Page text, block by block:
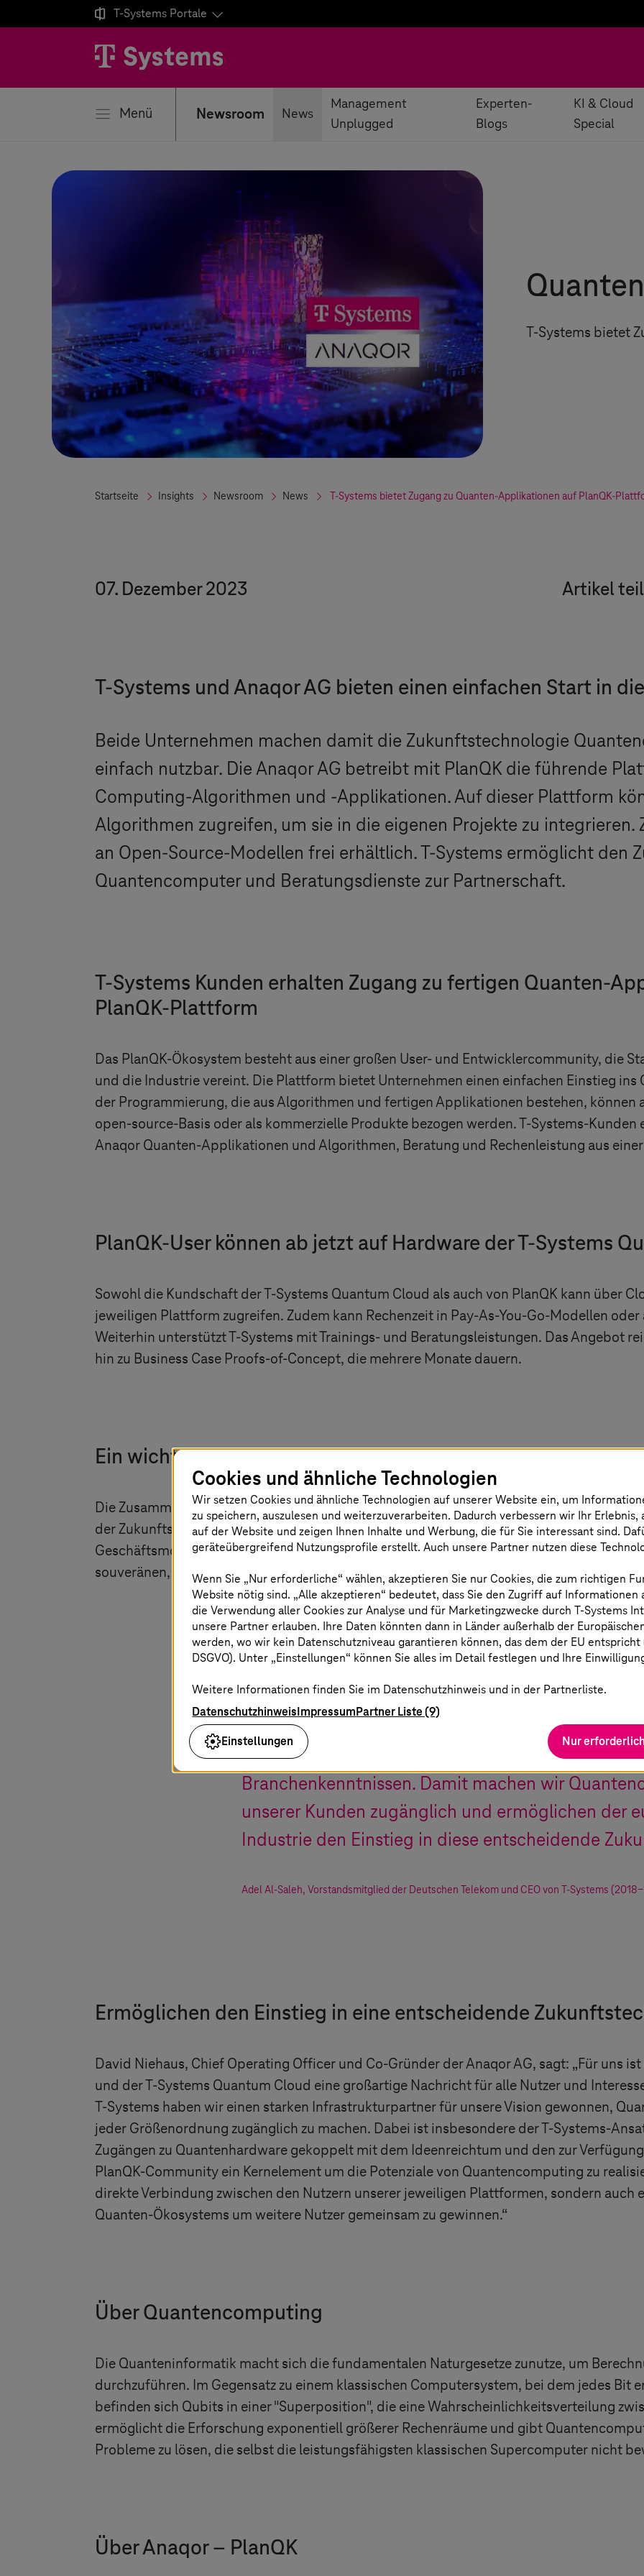
 T-Systems Portale
Menü Newsroom News
Management
Unplugged
Experten-
Blogs
KI & Cloud
Special
T-Systems bietet
Startseite Insights Newsroom News T-Systems bietet Zugang zu Quanten-Applikationen auf PlanQK-
07. Dezember 2023 Artikel
T-Systems und Anaqor AG bieten einen einfachen Start in
Beide Unternehmen machen damit die Zukunftstechnologie
einfach nutzbar. Die Anaqor AG betreibt mit PlanQK die führende
Computing-Algorithmen und -Applikationen. Auf dieser Plattform
Algorithmen zugreifen, um sie in die eigenen Projekte zu integrieren.
an Open-Source-Modellen frei erhältlich. T-Systems ermöglicht den
Quantencomputer und Beratungsdienste zur Partnerschaft.
T-Systems Kunden erhalten Zugang zu fertigen Quanten-
PlanQK-Plattform
Das PlanQK-Ökosystem besteht aus einer großen User- und Entwicklercommunity, die
und die Industrie vereint. Die Plattform bietet Unternehmen einen einfachen Einstieg
der Programmierung, die aus Algorithmen und fertigen Applikationen bestehen, können
open-source-Basis oder als kommerzielle Produkte bezogen werden.T-Systems-Kunden
Anaqor Quanten-Applikationen und Algorithmen, Beratung und Rechenleistung aus
PlanQK-User können ab jetzt auf Hardware derT-Systems
Sowohl die Kundschaft derT-Systems Quantum Cloud als auch von PlanQK kann über
jeweiligen Plattform zugreifen. Zudem kann Rechenzeit in Pay-As-You-Go-Modellen
Weiterhin unterstütztT-Systems mit Trainings- und Beratungsleistungen. Das Angebot
hin zu Business Case Proofs-of-Concept, die mehrere Monate dauern.
Ein wichtiger Schritt für Europas technologische
Die Zusammenarbeit von T-Systems und Anaqor AG ist ein wichtiger Schritt für die
der Zukunftstechnologie Quantum-Computing. Kunden können durch das Angebot ihre
Geschäftsmodelle entwickeln und sich auf eine Zukunft mit Quantencomputern
souveränen, europäischen Wertschöpfungskette.
Zugang zu fertigen Quanten-Applikationen,
Beratungsleistungen von unseren Experten und
Branchenkenntnissen. Damit machen wir
unserer Kunden zugänglich und ermöglichen der
Industrie den Einstieg in diese entscheidende
Adel Al-Saleh, Vorstandsmitglied der Deutschen Telekom und CEO von T-Systems
Ermöglichen den Einstieg in eine entscheidende
David Niehaus, Chief Operating Officer und Co-Gründer der Anaqor AG, sagt: „Für uns
und derT-Systems Quantum Cloud eine großartige Nachricht für alle Nutzer und
T-Systems haben wir einen starken Infrastrukturpartner für unsere Vision gewonnen,
jeder Größenordnung zugänglich zu machen. Dabei ist insbesondere derT-Systems-
Zugängen zu Quantenhardware gekoppelt mit dem Ideenreichtum und den zur
PlanQK-Community ein Kernelement um die Potenziale von Quantencomputing zu
direkte Verbindung zwischen den Nutzern unserer jeweiligen Plattformen, sondern auch
Quanten-Ökosystems um weitere Nutzer gemeinsam zu gewinnen.“
Über Quantencomputing
Die Quanteninformatik macht sich die fundamentalen Naturgesetze zunutze, um
durchzuführen. Im Gegensatz zu einem klassischen Computersystem, bei dem jedes Bit
befinden sich Qubits in einer "Superposition", die eine Wahrscheinlichkeitsverteilung
ermöglicht die Erforschung exponentiell größerer Rechenräume und gibt
Probleme zu lösen, die selbst die leistungsfähigsten klassischen Supercomputer nicht
Über Anaqor – PlanQK
Cookies und ähnliche Technologien
Wir setzen Cookies und ähnliche Technologien auf unserer Website ein, um
zu speichern, auszulesen und weiterzuverarbeiten. Dadurch verbessern wir Ihr Erlebnis,
auf der Website und zeigen Ihnen Inhalte und Werbung, die für Sie interessant sind.
geräteübergreifend Nutzungsprofile erstellt. Auch unsere Partner nutzen diese
Wenn Sie „Nur erforderliche“ wählen, akzeptieren Sie nur Cookies, die zum richtigen
Website nötig sind. „Alle akzeptieren“ bedeutet, dass Sie den Zugriff auf Informationen
die Verwendung aller Cookies zur Analyse und für Marketingzwecke durchT-Systems
unsere Partner erlauben. Ihre Daten könnten dann in Länder außerhalb der
werden, wo wir kein Datenschutzniveau garantieren können, das dem der EU entspricht
DSGVO). Unter „Einstellungen“ können Sie alles im Detail festlegen und Ihre
Weitere Informationen finden Sie im Datenschutzhinweis und in der Partnerliste.
DatenschutzhinweisImpressumPartner Liste (9)
Einstellungen
Nur